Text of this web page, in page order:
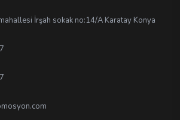
İrşah sokak no:14/A Karatay Konya